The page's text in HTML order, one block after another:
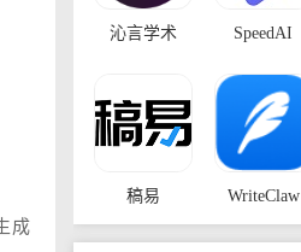
成
沁言学术 SpeedAI
稿易 WriteClaw